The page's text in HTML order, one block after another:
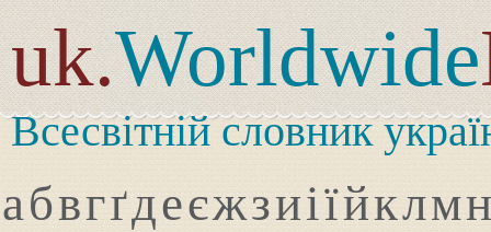
uk.Worldwide
Всесвітній словник
абвгґдеєжзиіїйклмн